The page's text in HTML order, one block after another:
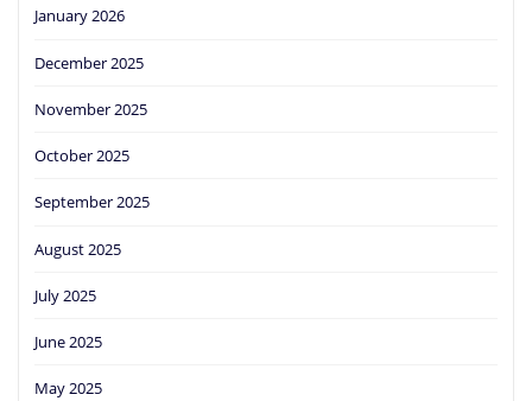
January 2026
December 2025
November 2025
October 2025
September 2025
August 2025
July 2025
June 2025
May 2025